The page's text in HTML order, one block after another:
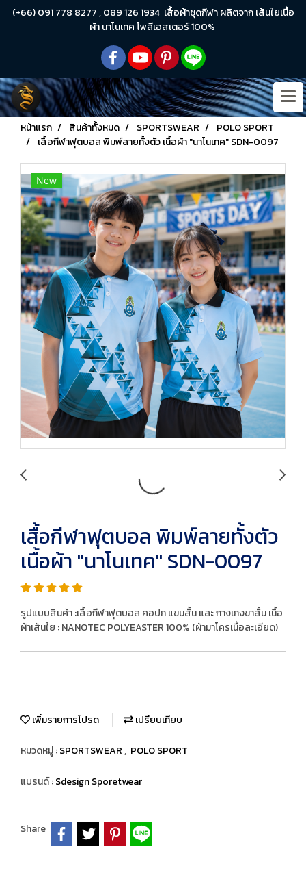
(+66) 091 778 8277 , 089 126 1934 เสื้อผ้าชุดกีฬา ผลิตจาก เส้นใยเนื้อ
ผ้า นาโนเทค โพลีเอสเตอร์ 100%
หน้าแรก สินค้าทั้งหมด SPORTSWEAR
POLO SPORT
เสื้อกีฬาฟุตบอล พิมพ์ลายทั้งตัว เนื้อผ้า "นาโนเทค" SDN-0097
New
เสื้อกีฬาฟุตบอล พิมพ์ลายทั้งตัว
เนื้อผ้า "นาโนเทค" SDN-0097
รูปแบบสินค้า :เสื้อกีฬาฟุตบอล คอปก แขนสั้น และ กางเกงขาสั้น เนื้อ
ผ้าเส้นใย : NANOTEC POLYEASTER 100% (ผ้ามาโครเนื้อละเอียด)
เพิ่มรายการโปรด เปรียบเทียบ
หมวดหมู่ :SPORTSWEAR, POLO SPORT
แบรนด์ :Sdesign Sporetwear
Share